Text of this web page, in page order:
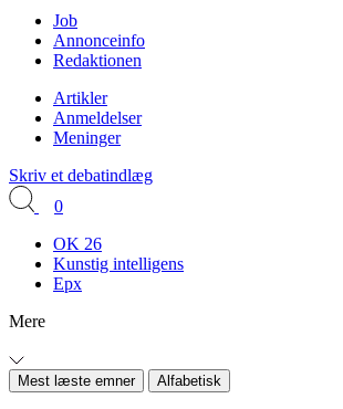
Job
Annonceinfo
Redaktionen
Artikler
Anmeldelser
Meninger
Skriv et debatindlæg
0
OK 26
Kunstig intelligens
Epx
Mere
Mest læste emner Alfabetisk